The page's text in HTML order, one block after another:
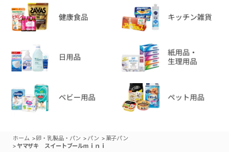
ホーム >卵・乳製品・パン > パン >菓子パン
>ヤマザキ スイートブールｍｉｎｉ